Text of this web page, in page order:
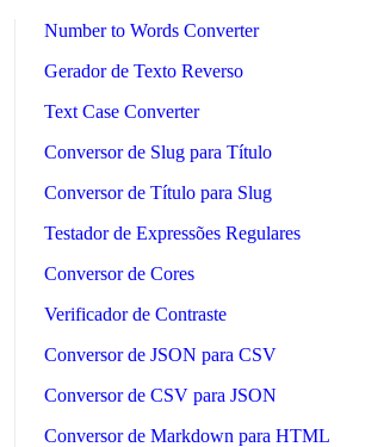
Number to Words Converter
Gerador de Texto Reverso
Text Case Converter
Conversor de Slug para Título
Conversor de Título para Slug
Testador de Expressões Regulares
Conversor de Cores
Verificador de Contraste
Conversor de JSON para CSV
Conversor de CSV para JSON
Conversor de Markdown para HTML